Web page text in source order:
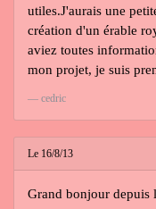
utiles.J'aurais une
création d'un érable
aviez toutes
mon projet, je suis
cedric
Le 16/8/13
Grand bonjour depuis